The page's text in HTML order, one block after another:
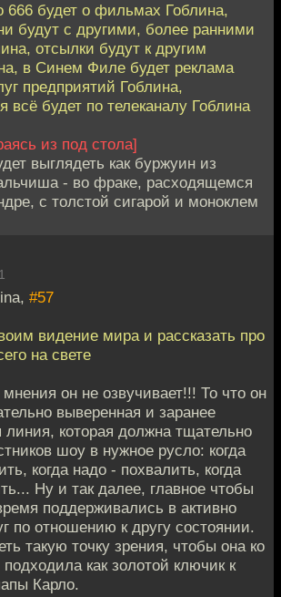
будет о фильмах Гоблина,
будут с другими, более ранними
отсылки будут к другим
в Синем Филе будет реклама
предприятий Гоблина,
всё будет по телеканалу Гоблина
из под стола]
выглядеть как буржуин из
- во фраке, расходящемся
с толстой сигарой и моноклем
#57
видение мира и рассказать про
на свете
мнения он не озвучивает!!! То что он
выверенная и заранее
линия, которая должна тщательно
шоу в нужное русло: когда
когда надо - похвалить, когда
Ну и так далее, главное чтобы
поддерживались в активно
по отношению к другу состоянии.
такую точку зрения, чтобы она ко
как золотой ключик к
Карло.